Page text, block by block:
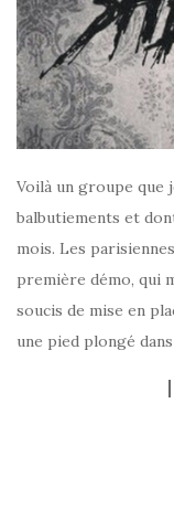
Voilà un groupe que
balbutiements et
mois. Les
première démo, qui
soucis de mise en
une pied plongé